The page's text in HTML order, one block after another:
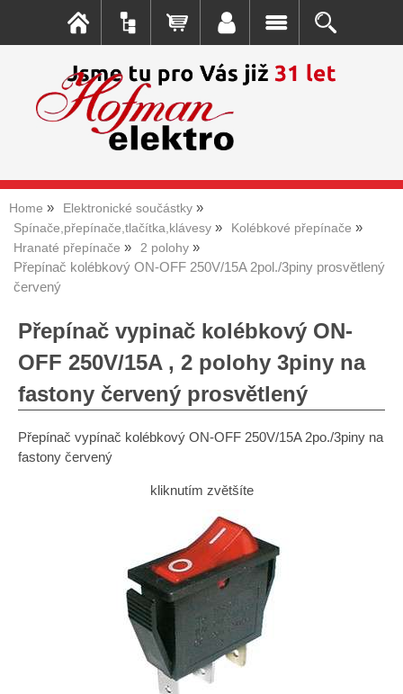
Home
Elektronické součástky
Spínače,přepínače,tlačítka,klávesy
Kolébkové přepínače
Hranaté přepínače
2 polohy
Přepínač kolébkový ON-OFF 250V/15A 2pol./3piny prosvětlený
červený
Přepínač vypinač kolébkový ON-
OFF 250V/15A , 2 polohy 3piny na
fastony červený prosvětlený
Přepínač vypínač kolébkový ON-OFF 250V/15A 2po./3piny na
fastony červený
kliknutím zvětšíte